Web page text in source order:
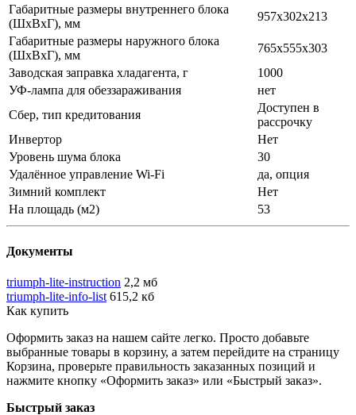
Габаритные размеры внутреннего блока
(ШхВхГ), мм
957x302x213
Габаритные размеры наружного блока
(ШхВхГ), мм
765x555x303
Заводская заправка хладагента, г
1000
УФ-лампа для обеззараживания
нет
Сбер, тип кредитования
Доступен в
рассрочку
Инвертор
Нет
Уровень шума блока
30
Удалённое управление Wi-Fi
да, опция
Зимний комплект
Нет
На площадь (м2)
53
Документы
triumph-lite-instruction 2,2 мб
triumph-lite-info-list 615,2 кб
Как купить
Оформить заказ на нашем сайте легко. Просто добавьте
выбранные товары в корзину, а затем перейдите на страницу
Корзина, проверьте правильность заказанных позиций и
нажмите кнопку «Оформить заказ» или «Быстрый заказ».
Быстрый заказ